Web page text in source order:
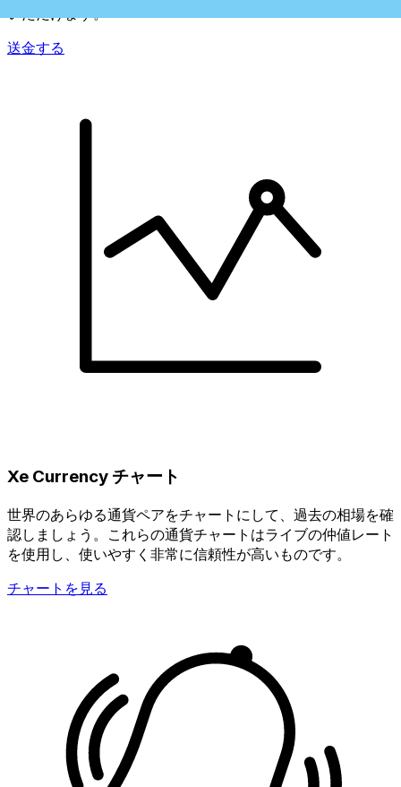
送金する
Xe Currency チャート
世界のあらゆる通貨ペアをチャートにして、過去の相場を確
認しましょう。これらの通貨チャートはライブの仲値レート
を使用し、使いやすく非常に信頼性が高いものです。
チャートを見る